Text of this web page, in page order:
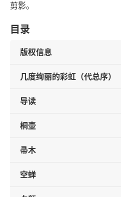
剪影。
目录
版权信息
几度绚丽的彩虹（代总序）
导读
桐壶
帚木
空蝉